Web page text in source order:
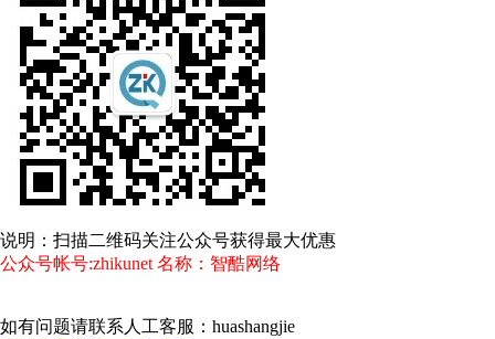
说明：扫描二维码关注公众号获得最大优惠
公众号帐号:zhikunet 名称：智酷网络
如有问题请联系人工客服：huashangjie